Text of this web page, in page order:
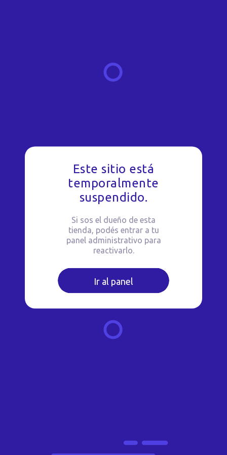
Este sitio está
temporalmente
suspendido.
Si sos el dueño de esta
tienda, podés entrar a tu
panel administrativo para
reactivarlo.
Ir al panel